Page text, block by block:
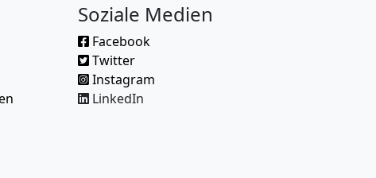
Soziale Medien
Facebook
Twitter
Instagram
LinkedIn